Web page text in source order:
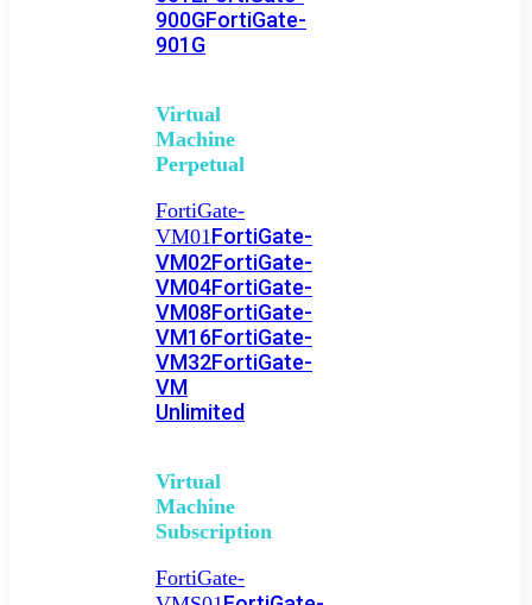
900GFortiGate-
901G
Virtual
Machine
Perpetual
FortiGate-
VM01FortiGate-
VM02FortiGate-
VM04FortiGate-
VM08FortiGate-
VM16FortiGate-
VM32FortiGate-
VM
Unlimited
Virtual
Machine
Subscription
FortiGate-